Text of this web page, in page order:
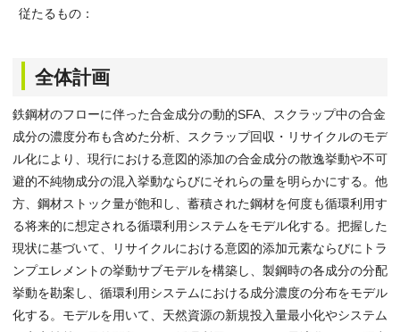
従たるもの：
全体計画
鉄鋼材のフローに伴った合金成分の動的SFA、スクラップ中の合金
成分の濃度分布も含めた分析、スクラップ回収・リサイクルのモデ
ル化により、現行における意図的添加の合金成分の散逸挙動や不可
避的不純物成分の混入挙動ならびにそれらの量を明らかにする。他
方、鋼材ストック量が飽和し、蓄積された鋼材を何度も循環利用す
る将来的に想定される循環利用システムをモデル化する。把握した
現状に基づいて、リサイクルにおける意図的添加元素ならびにトラ
ンプエレメントの挙動サブモデルを構築し、製鋼時の各成分の分配
挙動を勘案し、循環利用システムにおける成分濃度の分布をモデル
化する。モデルを用いて、天然資源の新規投入量最小化やシステム